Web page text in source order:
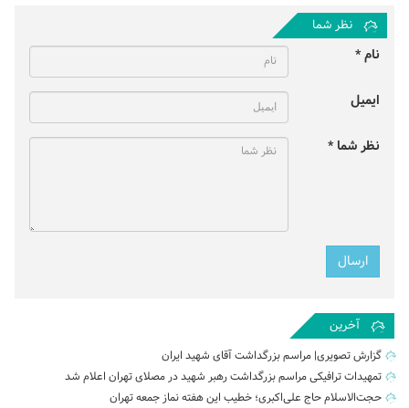
نظر شما
نام *
ایمیل
نظر شما *
آخرین
گزارش تصویری| مراسم بزرگداشت آقای شهید ایران
تمهیدات ترافیکی مراسم بزرگداشت رهبر شهید در مصلای تهران اعلام شد
حجت‌الاسلام حاج علی‌اکبری؛ خطیب این هفته نماز جمعه تهران